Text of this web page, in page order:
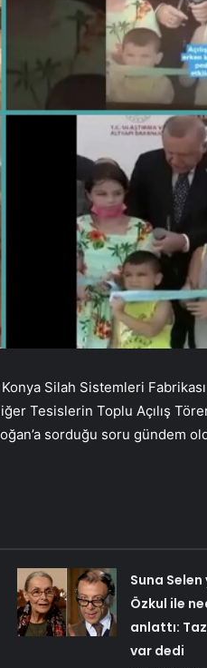
Silah Sistemleri
Tesislerin Toplu Açılış
sorduğu soru gündem
Suna
Özkul ile
anlattı:
var dedi